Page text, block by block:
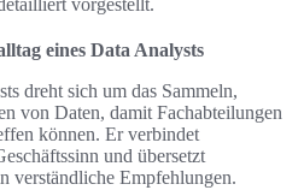
vorgestellt.
eines Data Analysts
dreht sich um das Sammeln,
von Daten, damit Fachabteilungen
können. Er verbindet
und übersetzt
verständliche Empfehlungen.